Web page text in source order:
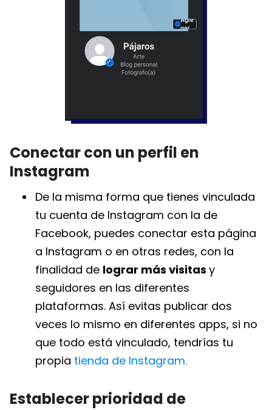
Conectar con un perfil en
Instagram
De la misma forma que tienes vinculada
tu cuenta de Instagram con la de
Facebook, puedes conectar esta página
a Instagram o en otras redes, con la
finalidad de lograr más visitas y
seguidores en las diferentes
plataformas. Así evitas publicar dos
veces lo mismo en diferentes apps, si no
que todo está vinculado, tendrías tu
propia tienda de Instagram.
Establecer prioridad de